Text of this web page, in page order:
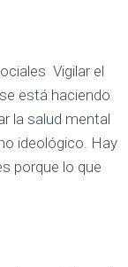
Vigilar el
está haciendo
la salud mental
ideológico. Hay
porque lo que